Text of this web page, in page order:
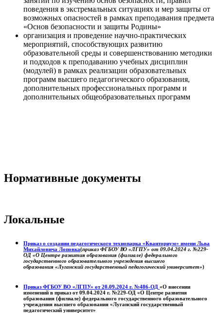
поведения в экстремальных ситуациях и мер защиты от
возможных опасностей в рамках преподавания предмета
«Основ безопасности и защиты Родины»
организация и проведение научно-практических
мероприятий, способствующих развитию
образовательной среды и совершенствованию методики
и подходов к преподаванию учебных дисциплин
(модулей) в рамках реализации образовательных
программ высшего педагогического образования,
дополнительных профессиональных программ и
дополнительных общеобразовательных программ
Нормативные документы
Локальные
Приказ о создании педагогического технопарка «Кванториум» имени Льва
Михайловича Лоповка(приказ ФГБОУ ВО «ЛГПУ» от 09.04.2024 г. №229-
ОД «О Центре развития образования (филиале) федерального
государственного образовательного учреждения высшего
образования «Луганский государственный педагогический университет»)
Приказ ФГБОУ ВО «ЛГПУ» от 20.09.2024 г. №486-ОД «О внесении
изменений в приказ от 09.04.2024 г. №229-ОД «О Центре развития
образования (филиале) федерального государственного образовательного
учреждения высшего образования «Луганский государственный
педагогический университет»